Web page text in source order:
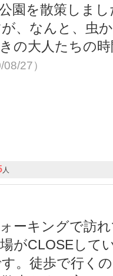
園を散策しま
、なんと、虫
の大人たちの
27）
人
ーキングで訪
がCLOSEして
。徒歩で行く